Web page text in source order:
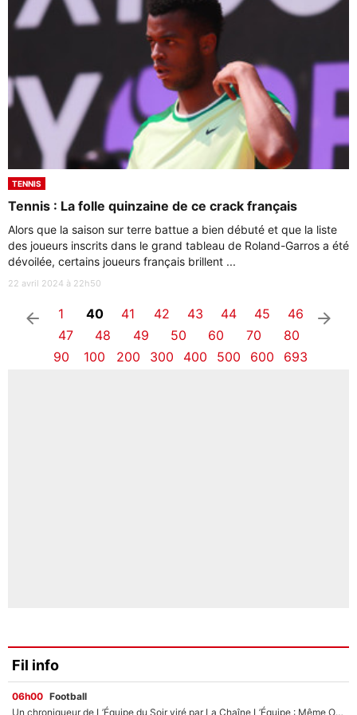
TENNIS
Tennis : La folle quinzaine de ce crack français
Alors que la saison sur terre battue a bien débuté et que la liste
des joueurs inscrits dans le grand tableau de Roland-Garros a été
dévoilée, certains joueurs français brillent ...
22 avril 2024 à 22h50
arrow_left 1 40 41 42 43 44 45
46
47
48 49 50 60 70
80
90
100 200 300 400 500 600 693
arrow_right
Fil info
06h00 Football
Un chroniqueur de L’Équipe du Soir viré par La Chaîne L’Équipe : Même Olivier Ménard n’avait pas pu empêcher son départ, «je l’ai appris sur Twitter, je l’ai vécu assez mal»